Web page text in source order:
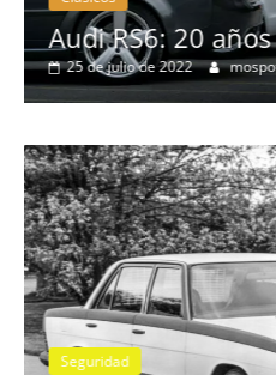
Audi RS6: 20
25 de julio de 2022
Seguridad